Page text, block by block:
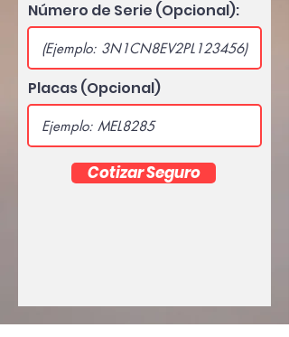
Número de Serie (Opcional):
Placas (Opcional)
Cotizar Seguro